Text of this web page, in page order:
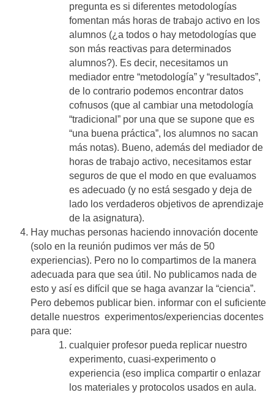
pregunta es si diferentes metodologías
fomentan más horas de trabajo activo en los
alumnos (¿a todos o hay metodologías que
son más reactivas para determinados
alumnos?). Es decir, necesitamos un
mediador entre “metodología” y “resultados”,
de lo contrario podemos encontrar datos
cofnusos (que al cambiar una metodología
“tradicional” por una que se supone que es
“una buena práctica”, los alumnos no sacan
más notas). Bueno, además del mediador de
horas de trabajo activo, necesitamos estar
seguros de que el modo en que evaluamos
es adecuado (y no está sesgado y deja de
lado los verdaderos objetivos de aprendizaje
de la asignatura).
Hay muchas personas haciendo innovación docente
(solo en la reunión pudimos ver más de 50
experiencias). Pero no lo compartimos de la manera
adecuada para que sea útil. No publicamos nada de
esto y así es difícil que se haga avanzar la “ciencia”.
Pero debemos publicar bien. informar con el suficiente
detalle nuestros experimentos/experiencias docentes
para que:
cualquier profesor pueda replicar nuestro
experimento, cuasi-experimento o
experiencia (eso implica compartir o enlazar
los materiales y protocolos usados en aula.